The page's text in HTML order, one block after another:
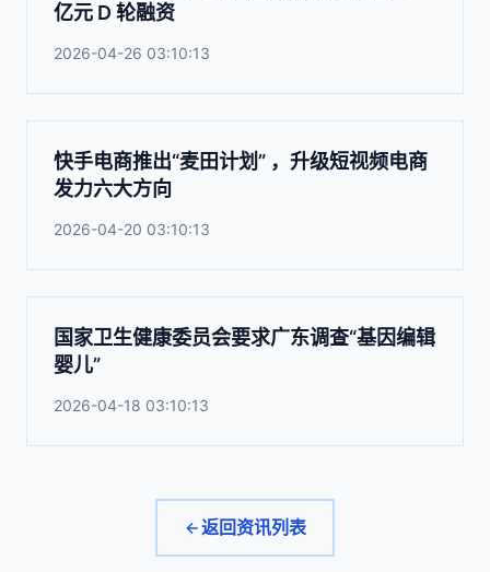
亿元 D 轮融资
2026-04-26 03:10:13
快手电商推出“麦田计划” ，升级短视频电商
发力六大方向
2026-04-20 03:10:13
国家卫生健康委员会要求广东调查“基因编辑
婴儿”
2026-04-18 03:10:13
返回资讯列表